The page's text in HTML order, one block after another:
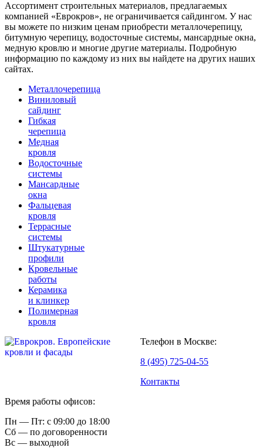
Ассортимент строительных материалов, предлагаемых
компанией «Еврокров», не ограничивается сайдингом. У нас
вы можете по низким ценам приобрести металлочерепицу,
битумную черепицу, водосточные системы, мансардные окна,
медную кровлю и многие другие материалы. Подробную
информацию по каждому из них вы найдете на других наших
сайтах.
Металлочерепица
Виниловый
сайдинг
Гибкая
черепица
Медная
кровля
Водосточные
системы
Мансардные
окна
Фальцевая
кровля
Террасные
системы
Штукатурные
профили
Кровельные
работы
Керамика
и клинкер
Полимерная
кровля
Телефон в Москве:
8 (495) 725-04-55
Контакты
Время работы офисов:
Пн — Пт: с 09:00 до 18:00
Сб — по договоренности
Вс — выходной